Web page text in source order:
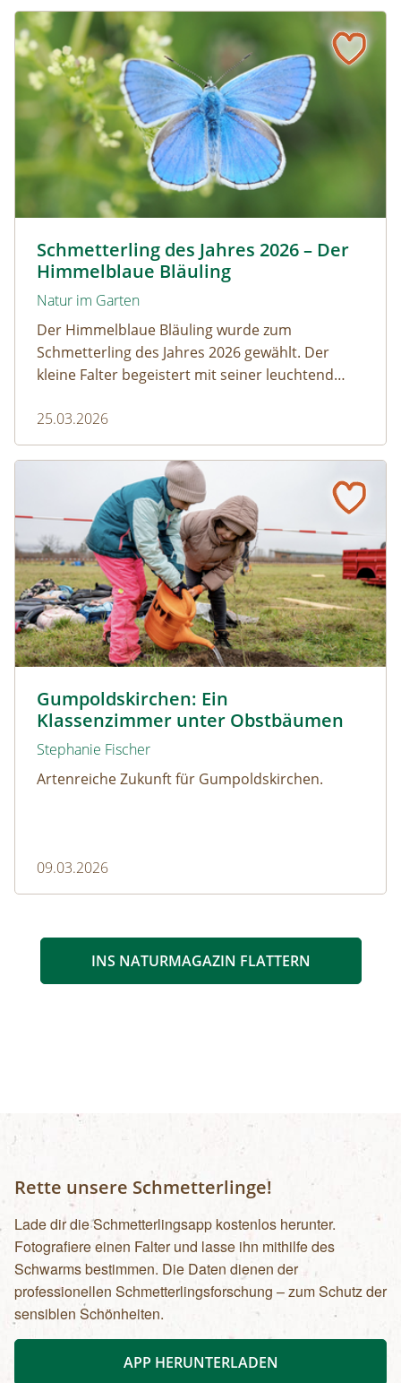
Schmetterling des Jahres 2026 – Der
Himmelblaue Bläuling
Natur im Garten
Der Himmelblaue Bläuling wurde zum
Schmetterling des Jahres 2026 gewählt. Der
kleine Falter begeistert mit seiner leuchtend
Zusammenspiel mit Ameisen.
25.03.2026
Schmetterling des Jahres 2026 – Der Himmelblaue
Gumpoldskirchen: Ein
Klassenzimmer unter Obstbäumen
Stephanie Fischer
Artenreiche Zukunft für Gumpoldskirchen.
09.03.2026
Gumpoldskirchen: Ein Klassenzimmer unter
INS NATURMAGAZIN FLATTERN
Rette unsere Schmetterlinge!
Lade dir die Schmetterlingsapp kostenlos herunter.
Fotografiere einen Falter und lasse ihn mithilfe des
Schwarms bestimmen. Die Daten dienen der
professionellen Schmetterlingsforschung – zum Schutz der
sensiblen Schönheiten.
APP HERUNTERLADEN